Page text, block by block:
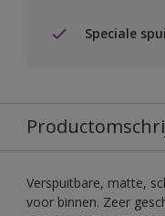
Speciale
Verspuitbare, matte,
voor binnen. Zeer